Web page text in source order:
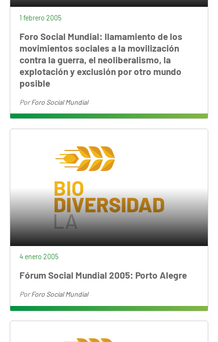
1 febrero 2005
Foro Social Mundial: llamamiento de los
movimientos sociales a la movilización
contra la guerra, el neoliberalismo, la
explotación y exclusión por otro mundo
posible
PorForo Social Mundial
4 enero 2005
Fórum Social Mundial 2005: Porto Alegre
PorForo Social Mundial